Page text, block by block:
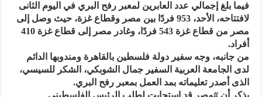
فيما بلغ إجمالي عدد العابرين لمعبر رفح البري في اليوم الثانى
لافتتاحه، الأحد، 953 فردًا بين مصر وقطاع غزة، حيث وصل إلى
مصر من قطاع غزة 543 فردًا، وغادر مصر إلى قطاع غزة 410
أفراد.
من جانبه، وجه سفير دولة فلسطين بالقاهرة ومندوبها الدائم
لدى الجامعة العربية السفير جمال الشوبكي، الشكر للسيسي،
الذى أصدر تعليماته بمد العمل بمعبر رفح البري.
يذكر أن #مصر قد استجابت لطلب الرئيس الفلسطيني